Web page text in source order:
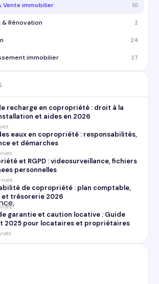
Vente immobilier 10
& Rénovation 2
24
immobilier 27
recharge en copropriété : droit à la
et aides en 2026
eaux en copropriété : responsabilités,
et démarches
et RGPD : videosurveillance, fichiers
personnelles
de copropriété : plan comptable,
et trésorerie 2026
garantie et caution locative : Guide
2025 pour locataires et propriétaires